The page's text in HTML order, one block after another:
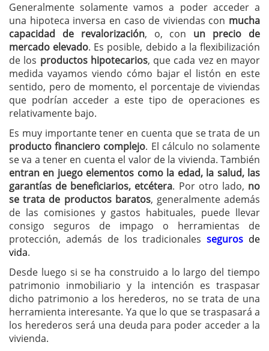
Generalmente solamente vamos a poder acceder a
una hipoteca inversa en caso de viviendas con mucha
capacidad de revalorización, o, con un precio de
mercado elevado. Es posible, debido a la flexibilización
de los productos hipotecarios, que cada vez en mayor
medida vayamos viendo cómo bajar el listón en este
sentido, pero de momento, el porcentaje de viviendas
que podrían acceder a este tipo de operaciones es
relativamente bajo.
Es muy importante tener en cuenta que se trata de un
producto financiero complejo. El cálculo no solamente
se va a tener en cuenta el valor de la vivienda. También
entran en juego elementos como la edad, la salud, las
garantías de beneficiarios, etcétera. Por otro lado, no
se trata de productos baratos, generalmente además
de las comisiones y gastos habituales, puede llevar
consigo seguros de impago o herramientas de
protección, además de los tradicionalesseguros de
vida.
Desde luego si se ha construido a lo largo del tiempo
patrimonio inmobiliario y la intención es traspasar
dicho patrimonio a los herederos, no se trata de una
herramienta interesante. Ya que lo que se traspasará a
los herederos será una deuda para poder acceder a la
vivienda.